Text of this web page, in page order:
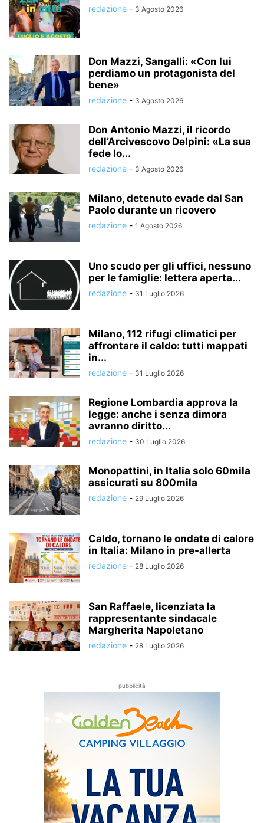
redazione - 3 Agosto 2026
Don Mazzi, Sangalli: «Con lui
perdiamo un protagonista del
bene»
redazione - 3 Agosto 2026
Don Antonio Mazzi, il ricordo
dell’Arcivescovo Delpini: «La sua
fede lo...
redazione - 3 Agosto 2026
Milano, detenuto evade dal San
Paolo durante un ricovero
redazione - 1 Agosto 2026
Uno scudo per gli uffici, nessuno
per le famiglie: lettera aperta...
redazione - 31 Luglio 2026
Milano, 112 rifugi climatici per
affrontare il caldo: tutti mappati
in...
redazione - 31 Luglio 2026
Regione Lombardia approva la
legge: anche i senza dimora
avranno diritto...
redazione - 30 Luglio 2026
Monopattini, in Italia solo 60mila
assicurati su 800mila
redazione - 29 Luglio 2026
Caldo, tornano le ondate di calore
in Italia: Milano in pre-allerta
redazione - 28 Luglio 2026
San Raffaele, licenziata la
rappresentante sindacale
Margherita Napoletano
redazione - 28 Luglio 2026
pubblicità